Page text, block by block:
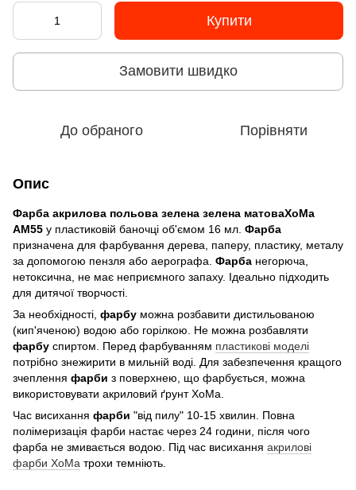
Купити
Замовити швидко
До обраного Порівняти
Опис
Фарба акрилова польова зелена зелена матоваХоМа
АМ55 у пластиковій баночці об'ємом 16 мл. Фарба
призначена для фарбування дерева, паперу, пластику, металу
за допомогою пензля або аерографа. Фарба негорюча,
нетоксична, не має неприємного запаху. Ідеально підходить
для дитячої творчості.
За необхідності, фарбу можна розбавити дистильованою
(кип'яченою) водою або горілкою. Не можна розбавляти
фарбу спиртом. Перед фарбуванням пластикові моделі
потрібно знежирити в мильній воді. Для забезпечення кращого
зчеплення фарби з поверхнею, що фарбується, можна
використовувати акриловий ґрунт ХоМа.
Час висихання фарби "від пилу" 10-15 хвилин. Повна
полімеризація фарби настає через 24 години, після чого
фарба не змивається водою. Під час висихання акрилові
фарби ХоМа трохи темніють.